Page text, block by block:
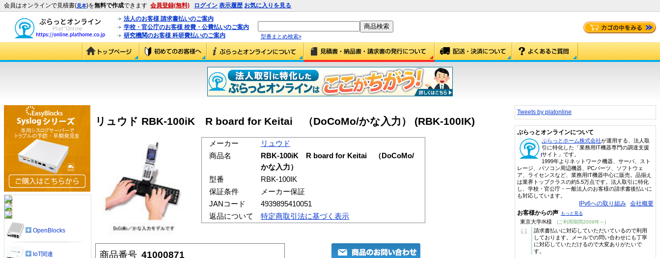
会員はオンラインで見積書(見本)を無料で作成できます 会員登録(無料) ログイン 表示履歴 お気に入りを見る
法人のお客様 請求書払いのご案内
学校・官公庁のお客様 校費・公費払いのご案内
研究機関のお客様 科研費払いのご案内
型番まとめ検索»
リュウド RBK-100iK R board for Keitai （DoCoMo/かな入力） (RBK-100IK)
メーカー
リュウド
商品名
RBK-100iK R board for Keitai （DoCoMo/
かな入力）
型番
RBK-100IK
保証条件
メーカー保証
JANコード
4939895410051
返品について
特定商取引法に基づく表示
商品番号 41000871
OpenBlocks
IoT関連
Tweets by platonline
ぷらっとオンラインについて
ぷらっとホーム株式会社が運用する、法人取
引に特化した「業務用IT機器専門の調達支援
サイト」です。
1999年よりネットワーク機器、サーバ、スト
レージ、パソコン周辺機器、PCパーツ、ソフトウェ
ア、ライセンスなど、業務用IT機器中心に販売。品揃え
は業界トップクラスの約5.5万点です。法人取引に特化
し、学校・官公庁・一般法人のお客様の請求書後払いに
も対応しています。
IPv6への取り組み 会社概要
お客様からの声 もっと見る
東京大学/K様 (ご利用期間2009年～)
“
請求書払いに対応していただいているので利用
しております。メールでの問い合わせにも丁寧
に対応していただけるので大変ありがたいで
す。